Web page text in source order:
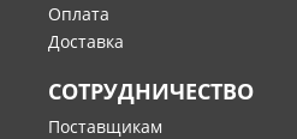
Оплата
Доставка
СОТРУДНИЧЕСТВО
Поставщикам